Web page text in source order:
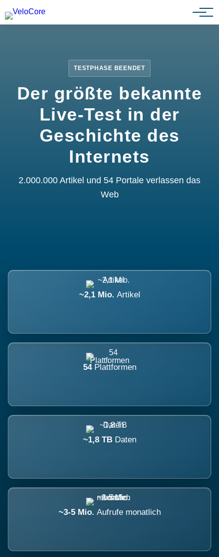
Partnerprogramm
TESTPHASE BEENDET
Der größte bekannte
Live-Test in der
Geschichte des
Internets
2.000.000 Artikel und 54 Portale verlassen das
Web
~2,1 Mio. Artikel
54 Plattformen
~1,8 TB Daten
~3-5 Mio. Aufrufe monatlich